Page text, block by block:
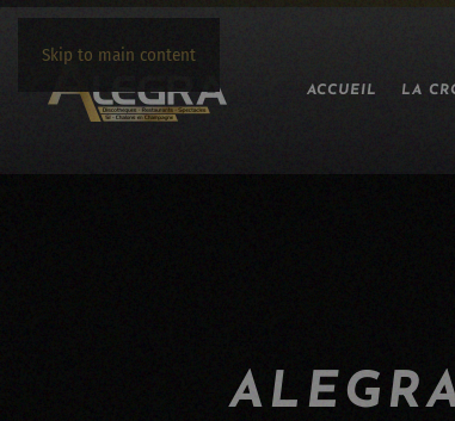
Skip to main content
ACCUEIL LA